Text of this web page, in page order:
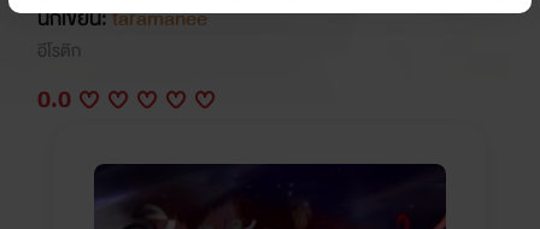
นักเขียน:taramanee
อีโรติก
0.0